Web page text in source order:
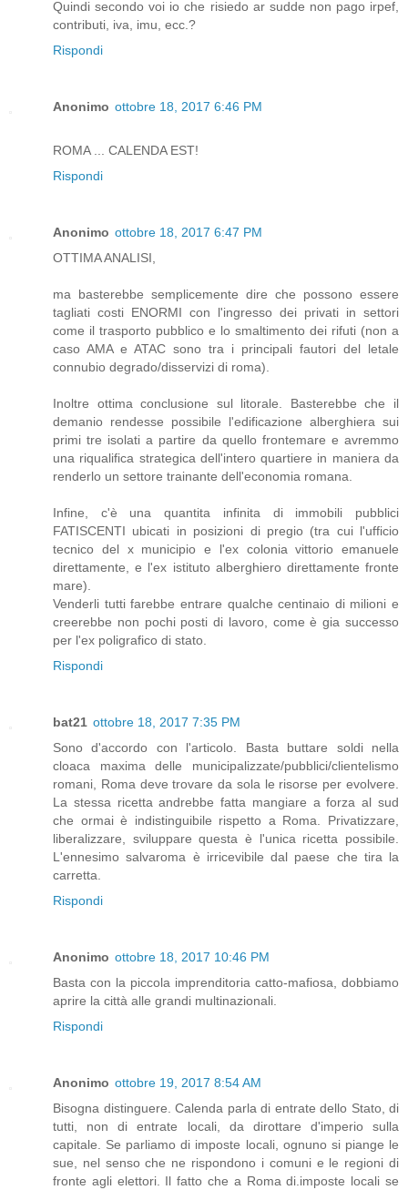
Quindi secondo voi io che risiedo ar sudde non pago irpef,
contributi, iva, imu, ecc.?
Rispondi
Anonimo ottobre 18, 2017 6:46 PM
ROMA ... CALENDA EST!
Rispondi
Anonimo ottobre 18, 2017 6:47 PM
OTTIMA ANALISI,
ma basterebbe semplicemente dire che possono essere
tagliati costi ENORMI con l'ingresso dei privati in settori
come il trasporto pubblico e lo smaltimento dei rifuti (non a
caso AMA e ATAC sono tra i principali fautori del letale
connubio degrado/disservizi di roma).
Inoltre ottima conclusione sul litorale. Basterebbe che il
demanio rendesse possibile l'edificazione alberghiera sui
primi tre isolati a partire da quello frontemare e avremmo
una riqualifica strategica dell'intero quartiere in maniera da
renderlo un settore trainante dell'economia romana.
Infine, c'è una quantita infinita di immobili pubblici
FATISCENTI ubicati in posizioni di pregio (tra cui l'ufficio
tecnico del x municipio e l'ex colonia vittorio emanuele
direttamente, e l'ex istituto alberghiero direttamente fronte
mare).
Venderli tutti farebbe entrare qualche centinaio di milioni e
creerebbe non pochi posti di lavoro, come è gia successo
per l'ex poligrafico di stato.
Rispondi
bat21 ottobre 18, 2017 7:35 PM
Sono d'accordo con l'articolo. Basta buttare soldi nella
cloaca maxima delle municipalizzate/pubblici/clientelismo
romani, Roma deve trovare da sola le risorse per evolvere.
La stessa ricetta andrebbe fatta mangiare a forza al sud
che ormai è indistinguibile rispetto a Roma. Privatizzare,
liberalizzare, sviluppare questa è l'unica ricetta possibile.
L'ennesimo salvaroma è irricevibile dal paese che tira la
carretta.
Rispondi
Anonimo ottobre 18, 2017 10:46 PM
Basta con la piccola imprenditoria catto-mafiosa, dobbiamo
aprire la città alle grandi multinazionali.
Rispondi
Anonimo ottobre 19, 2017 8:54 AM
Bisogna distinguere. Calenda parla di entrate dello Stato, di
tutti, non di entrate locali, da dirottare d'imperio sulla
capitale. Se parliamo di imposte locali, ognuno si piange le
sue, nel senso che ne rispondono i comuni e le regioni di
fronte agli elettori. Il fatto che a Roma di.imposte locali se